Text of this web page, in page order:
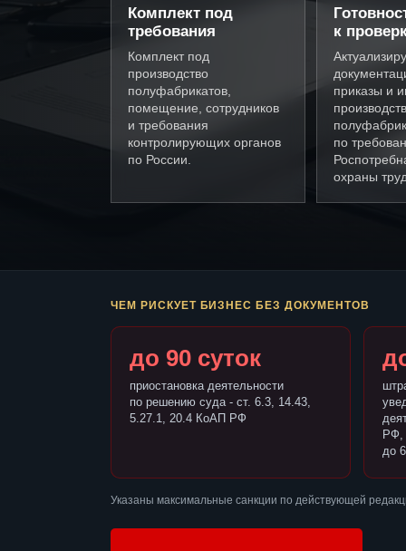
Комплект под
требования
Комплект под
производство
полуфабрикатов,
помещение, сотрудников
и требования
контролирующих органов
по России.
к
приказы и
по
охраны
ЧЕМ РИСКУЕТ БИЗНЕС БЕЗ ДОКУМЕНТОВ
до 90 суток
приостановка деятельности
по решению суда - ст. 6.3, 14.43,
5.27.1, 20.4 КоАП РФ
РФ,
до
Указаны максимальные санкции по действующей